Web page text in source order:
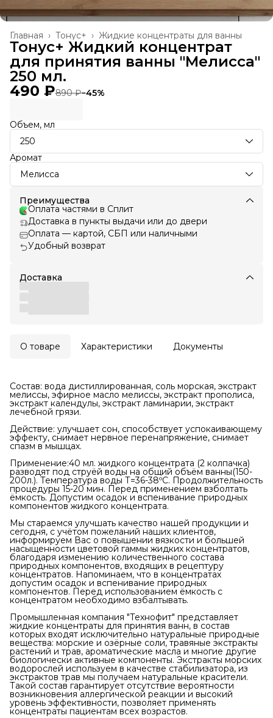
Жидкие концентраты для ванны
Тонус+ ›
Главная ›
Тонус+ Жидкий концентрат
для принятия ванны "Мелисса"
250 мл.
490 ₽890 ₽−45%
Объем, мл
250
Аромат
Мелисса
Преимущества
Оплата частями в Сплит
Доставка в пункты выдачи или до двери
Оплата — картой, СБП или наличными
Удобный возврат
Доставка
О товаре Характеристики Документы
Состав: вода дистиллированная, соль морская, экстракт
мелиссы, эфирное масло мелиссы, экстракт прополиса,
экстракт календулы, экстракт ламинарии, экстракт
лечебной грязи.
Действие: улучшает сон, способствует успокаивающему
эффекту, снимает нервное перенапряжение, снимает
спазм в мышцах.
Применение:40 мл. жидкого концентрата (2 колпачка)
разводят под струёй воды на общий объём ванны(150-
200л.). Температура воды Т=36-38ºС. Продолжительность
процедуры 15-20 мин. Перед применением взболтать
ёмкость. Допустим осадок и вспенивание природных
компонентов жидкого концентрата.
Мы стараемся улучшать качество нашей продукции и
сегодня, с учётом пожеланий наших клиентов,
информируем Вас о повышении вязкости и большей
насыщенности цветовой гаммы жидких концентратов,
благодаря изменению количественного состава
природных компонентов, входящих в рецептуру
концентратов. Напоминаем, что в концентратах
допустим осадок и вспенивание природных
компонентов. Перед использованием ёмкость с
концентратом необходимо взбалтывать.
Промышленная компания "Технофит" представляет
жидкие концентраты для принятия ванн, в состав
которых входят исключительно натуральные природные
вещества: морские и озёрные соли, травяные экстракты
растений и трав, ароматические масла и многие другие
биологически активные компоненты. Экстракты морских
водорослей используем в качестве стабилизатора, из
экстрактов трав мы получаем натуральные красители.
Такой состав гарантирует отсутствие вероятности
возникновения аллергической реакции и высокий
уровень эффективности, позволяет применять
концентраты пациентам всех возрастов.